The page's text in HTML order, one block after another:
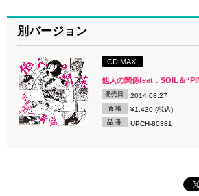
別バージョン
CD MAXI
他人の関係feat．SOIL＆
発売日 2014.08.27
価 格 ¥1,430 (税込)
品 番 UPCH-80381